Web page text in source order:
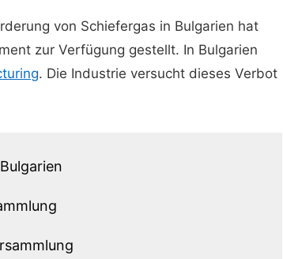
von Schiefergas in Bulgarien hat
zur Verfügung gestellt. In Bulgarien
. Die Industrie versucht dieses Verbot